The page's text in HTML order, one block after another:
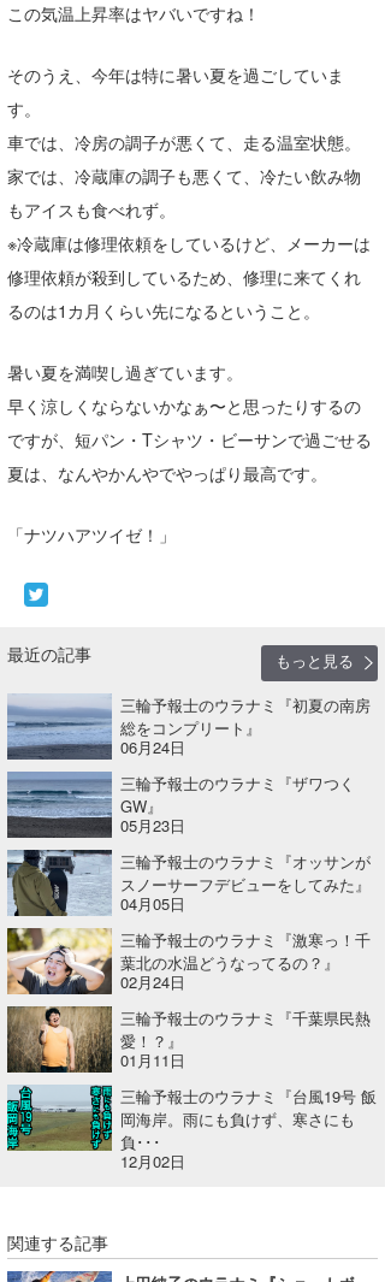
この気温上昇率はヤバいですね！
そのうえ、今年は特に暑い夏を過ごしていま
す。
車では、冷房の調子が悪くて、走る温室状態。
家では、冷蔵庫の調子も悪くて、冷たい飲み物
もアイスも食べれず。
※冷蔵庫は修理依頼をしているけど、メーカーは
修理依頼が殺到しているため、修理に来てくれ
るのは1カ月くらい先になるということ。
暑い夏を満喫し過ぎています。
早く涼しくならないかなぁ〜と思ったりするの
ですが、短パン・Tシャツ・ビーサンで過ごせる
夏は、なんやかんやでやっぱり最高です。
「ナツハアツイゼ！」
最近の記事
もっと見る
三輪予報士のウラナミ『初夏の南房
総をコンプリート』
06月24日
三輪予報士のウラナミ『ザワつく
GW』
05月23日
三輪予報士のウラナミ『オッサンが
スノーサーフデビューをしてみた』
04月05日
三輪予報士のウラナミ『激寒っ！千
葉北の水温どうなってるの？』
02月24日
三輪予報士のウラナミ『千葉県民熱
愛！？』
01月11日
三輪予報士のウラナミ『台風19号 飯
岡海岸。雨にも負けず、寒さにも
負･･･
12月02日
関連する記事
熊谷素子
植村未来
NOBUFUKU
大野”MAR”修聖
喜納海人
ECE
G◎Da
H
KID
KOBU
MIN
mitz
OYZ
S.K
YUKI☆
たっちー
ハンマー
まっきー
三輪予報士
小川予報士
上田純子
上條将美
唐澤予報士
米山予報士